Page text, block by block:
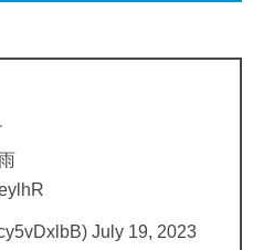
July 19, 2023